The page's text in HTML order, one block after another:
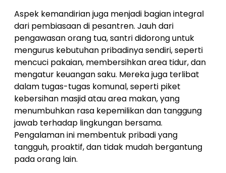
Aspek kemandirian juga menjadi bagian integral
dari pembiasaan di pesantren. Jauh dari
pengawasan orang tua, santri didorong untuk
mengurus kebutuhan pribadinya sendiri, seperti
mencuci pakaian, membersihkan area tidur, dan
mengatur keuangan saku. Mereka juga terlibat
dalam tugas-tugas komunal, seperti piket
kebersihan masjid atau area makan, yang
menumbuhkan rasa kepemilikan dan tanggung
jawab terhadap lingkungan bersama.
Pengalaman ini membentuk pribadi yang
tangguh, proaktif, dan tidak mudah bergantung
pada orang lain.